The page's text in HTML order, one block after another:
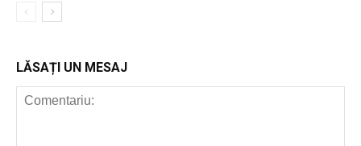
LĂSAȚI UN MESAJ